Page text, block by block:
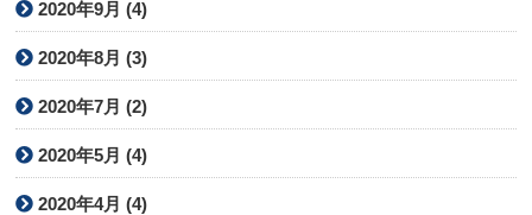
2020年9月 (4)
2020年8月 (3)
2020年7月 (2)
2020年5月 (4)
2020年4月 (4)